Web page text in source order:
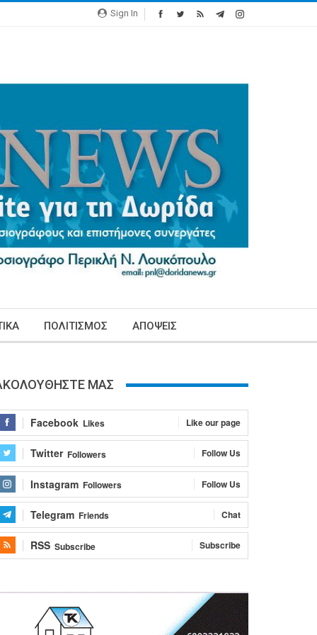
Sign In
ΠΟΛΙΤΙΣΜΟΣ ΑΠΟΨΕΙΣ
ΜΑΣ
Facebook Likes Like our page
Twitter Followers Follow Us
Instagram Followers Follow Us
Telegram Friends Chat
RSS Subscribe Subscribe